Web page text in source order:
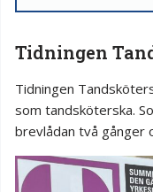
Tidningen
Tidningen
som tandsköterska.
brevlådan två gånger